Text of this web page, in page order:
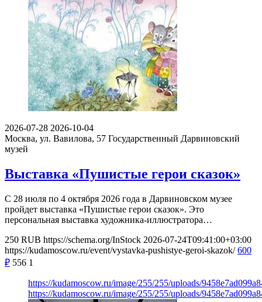
2026-07-28 2026-10-04
Москва, ул. Вавилова, 57 Государственный Дарвиновский
музей
Выставка «Пушистые герои сказок»
С 28 июля по 4 октября 2026 года в Дарвиновском музее
пройдет выставка «Пушистые герои сказок». Это
персональная выставка художника-иллюстратора…
250 RUB https://schema.org/InStock 2026-07-24T09:41:00+03:00
https://kudamoscow.ru/event/vystavka-pushistye-geroi-skazok/ 600
₽ 556 1
https://kudamoscow.ru/image/255/255/uploads/
https://kudamoscow.ru/image/255/255/uploads/